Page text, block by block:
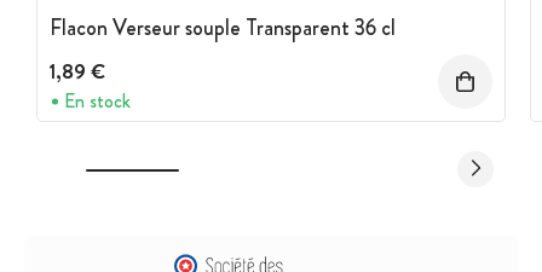
Flacon Verseur souple Transparent 36 cl
1,89 €
En stock